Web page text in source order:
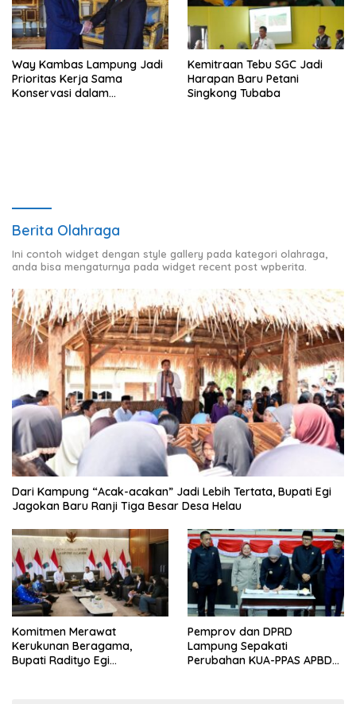
Way Kambas Lampung Jadi
Prioritas Kerja Sama
Konservasi dalam
Kemitraan Tebu SGC Jadi
Harapan Baru Petani
Singkong Tubaba
Berita Olahraga
Ini contoh widget dengan style gallery pada kategori olahraga,
anda bisa mengaturnya pada widget recent post wpberita.
Dari Kampung “Acak-acakan” Jadi Lebih Tertata, Bupati Egi
Jagokan Baru Ranji Tiga Besar Desa Helau
Komitmen Merawat
Kerukunan Beragama,
Bupati Radityo Egi
Pemprov dan DPRD
Lampung Sepakati
Perubahan KUA-PPAS APBD